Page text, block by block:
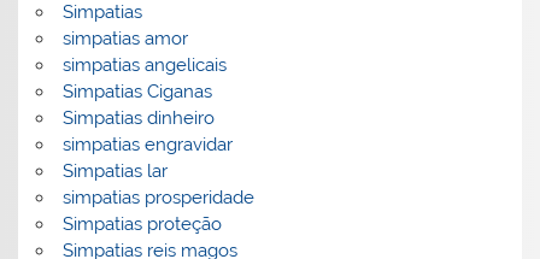
Simpatias
simpatias amor
simpatias angelicais
Simpatias Ciganas
Simpatias dinheiro
simpatias engravidar
Simpatias lar
simpatias prosperidade
Simpatias proteção
Simpatias reis magos